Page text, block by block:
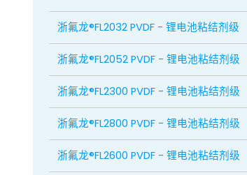
浙氟龙®FL2032 PVDF - 锂电池粘结剂级
浙氟龙®FL2052 PVDF - 锂电池粘结剂级
浙氟龙®FL2300 PVDF - 锂电池粘结剂级
浙氟龙®FL2800 PVDF - 锂电池粘结剂级
浙氟龙®FL2600 PVDF - 锂电池粘结剂级